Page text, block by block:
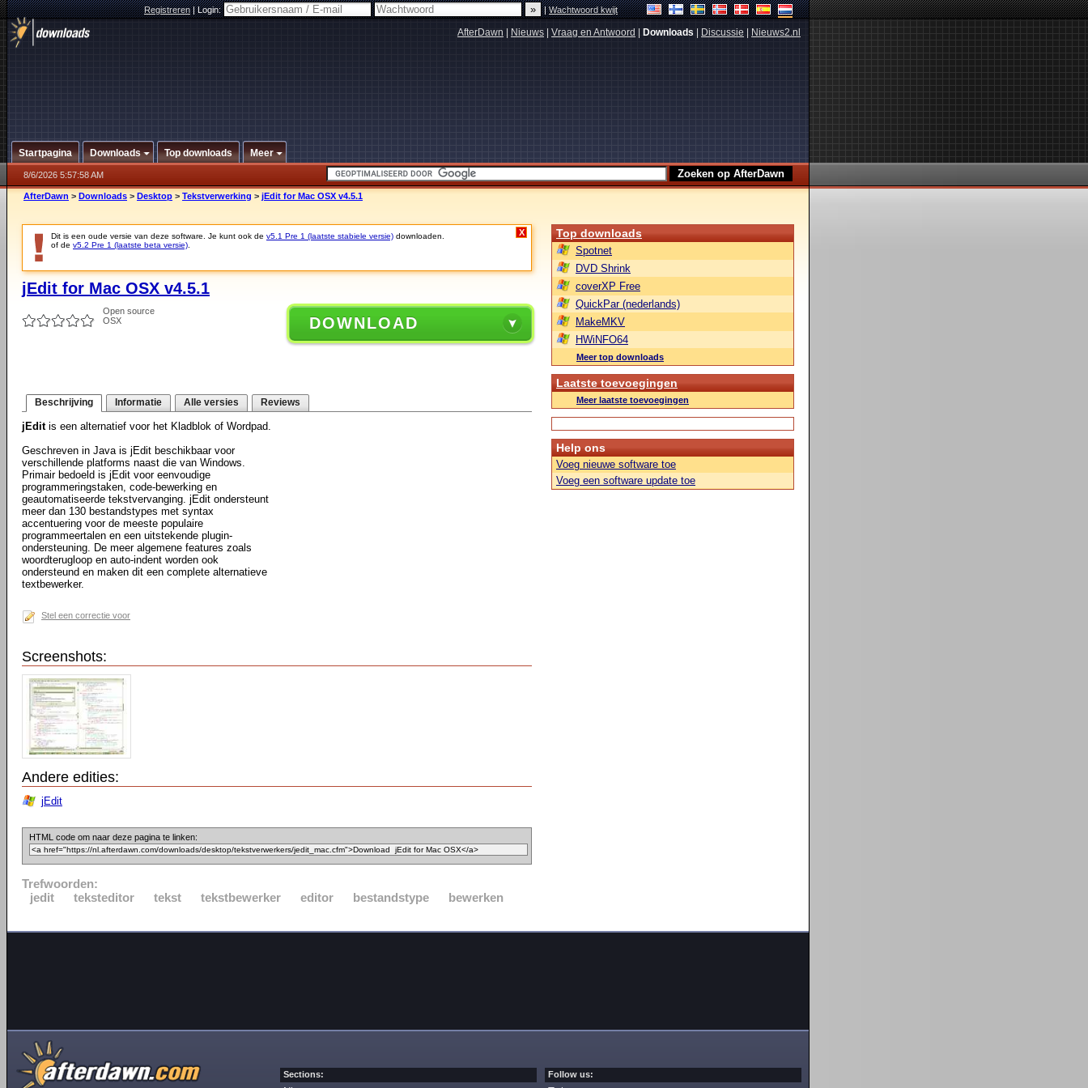
Registreren|Login: |Wachtwoord kwijt
AfterDawn Nieuws Vraag en Antwoord Downloads Discussie Nieuws2.nl
Startpagina Downloads Top downloads Meer
8/6/2026 5:57:58 AM
AfterDawn > Downloads > Desktop > Tekstverwerking > jEdit for Mac OSX v4.5.1
Dit is een oude versie van deze software. Je kunt ook de v5.1 Pre 1 (laatste stabiele versie) downloaden.
of de v5.2 Pre 1 (laatste beta versie)
X
jEdit for Mac OSX v4.5.1
Open source
OSX
DOWNLOAD
Beschrijving Informatie Alle versies Reviews
jEditis een alternatief voor het Kladblok of Wordpad.
Geschreven in Java is jEdit beschikbaar voor
verschillende platforms naast die van Windows.
Primair bedoeld is jEdit voor eenvoudige
programmeringstaken, code-bewerking en
geautomatiseerde tekstvervanging. jEdit ondersteunt
meer dan 130 bestandstypes met syntax
accentuering voor de meeste populaire
programmeertalen en een uitstekende plugin-
ondersteuning. De meer algemene features zoals
woordterugloop en auto-indent worden ook
ondersteund en maken dit een complete alternatieve
textbewerker.
Stel een correctie voor
Screenshots:
Andere edities:
jEdit
HTML code om naar deze pagina te linken:
Trefwoorden:
jedit
teksteditor tekst tekstbewerker editor bestandstype bewerken
Top downloads
Spotnet
DVD Shrink
coverXP Free
QuickPar (nederlands)
MakeMKV
HWiNFO64
Meer top downloads
Laatste toevoegingen
Meer laatste toevoegingen
Help ons
Voeg nieuwe software toe
Voeg een software update toe
Sections: Follow us: